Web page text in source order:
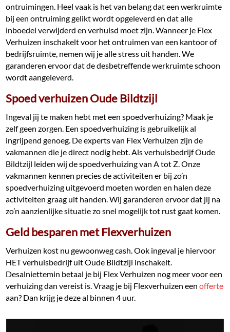
ontruimingen. Heel vaak is het van belang dat een werkruimte
bij een ontruiming gelikt wordt opgeleverd en dat alle
inboedel verwijderd en verhuisd moet zijn. Wanneer je Flex
Verhuizen inschakelt voor het ontruimen van een kantoor of
bedrijfsruimte, nemen wij je alle stress uit handen. We
garanderen ervoor dat de desbetreffende werkruimte schoon
wordt aangeleverd.
Spoed verhuizen Oude Bildtzijl
Ingeval jij te maken hebt met een spoedverhuizing? Maak je
zelf geen zorgen. Een spoedverhuizing is gebruikelijk al
ingrijpend genoeg. De experts van Flex Verhuizen zijn de
vakmannen die je direct nodig hebt. Als verhuisbedrijf Oude
Bildtzijl leiden wij de spoedverhuizing van A tot Z. Onze
vakmannen kennen precies de activiteiten er bij zo’n
spoedverhuizing uitgevoerd moeten worden en halen deze
activiteiten graag uit handen. Wij garanderen ervoor dat jij na
zo’n aanzienlijke situatie zo snel mogelijk tot rust gaat komen.
Geld besparen met Flexverhuizen
Verhuizen kost nu gewoonweg cash. Ook ingeval je hiervoor
HET verhuisbedrijf uit Oude Bildtzijl inschakelt.
Desalniettemin betaal je bij Flex Verhuizen nog meer voor een
verhuizing dan vereist is. Vraag je bij Flexverhuizen eenofferte
aan? Dan krijg je deze al binnen 4 uur.